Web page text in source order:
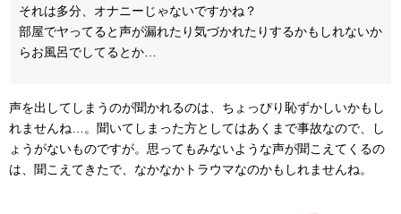
それは多分、オナニーじゃないですかね？
部屋でヤってると声が漏れたり気づかれたりするかもしれないか
らお風呂でしてるとか…
声を出してしまうのが聞かれるのは、ちょっぴり恥ずかしいかもし
れませんね…。聞いてしまった方としてはあくまで事故なので、し
ょうがないものですが。思ってもみないような声が聞こえてくるの
は、聞こえてきたで、なかなかトラウマなのかもしれませんね。